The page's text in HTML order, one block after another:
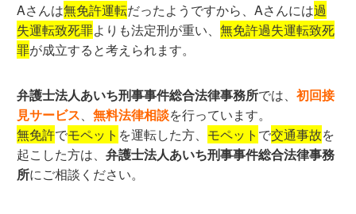
Aさんは無免許運転だったようですから、Aさんには過
失運転致死罪よりも法定刑が重い、無免許過失運転致死
罪が成立すると考えられます。
弁護士法人あいち刑事事件総合法律事務所では、初回接
見サービス、無料法律相談を行っています。
無免許でモペット を運転した方、 モペット で交通事故を
起こした方は、弁護士法人あいち刑事事件総合法律事務
所にご相談ください。